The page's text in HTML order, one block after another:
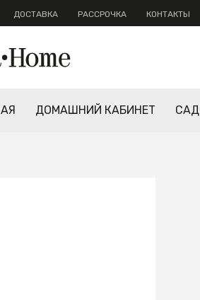
ДОСТАВКА РАССРОЧКА КОНТАКТЫ
ДОМАШНИЙ КАБИНЕТ САД